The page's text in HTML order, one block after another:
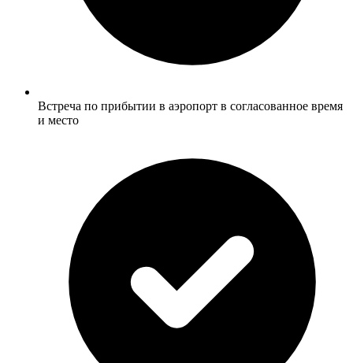
Встреча по прибытии в аэропорт в согласованное время
и место